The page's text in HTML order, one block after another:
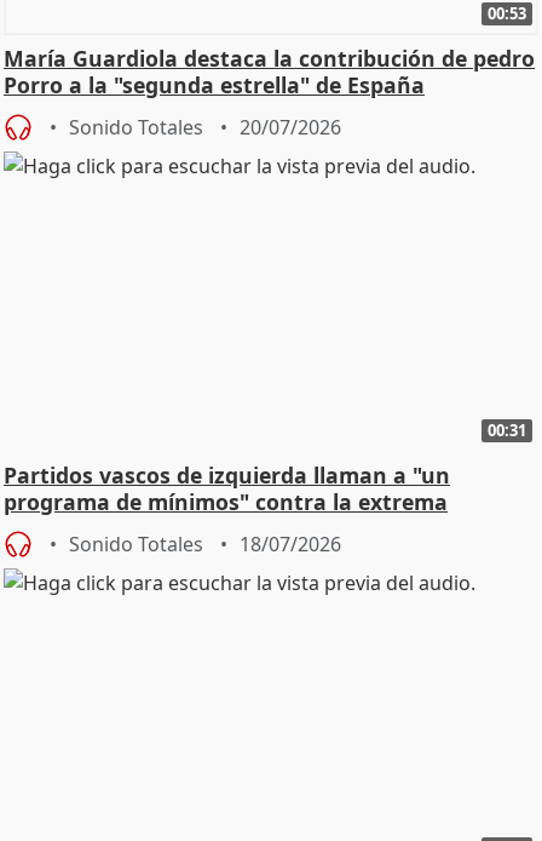
00:53
María Guardiola destaca la contribución de pedro
Porro a la "segunda estrella" de España
Sonido Totales 20/07/2026
00:31
Partidos vascos de izquierda llaman a "un
programa de mínimos" contra la extrema
derecha
Sonido Totales 18/07/2026